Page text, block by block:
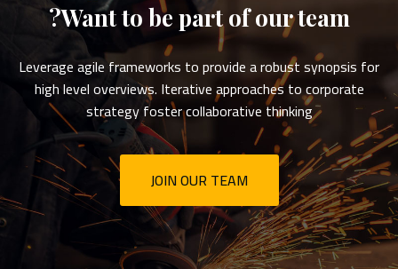
Want to be part of our team?
Leverage agile frameworks to provide a robust synopsis for
high level overviews. Iterative approaches to corporate
strategy foster collaborative thinking
JOIN OUR TEAM